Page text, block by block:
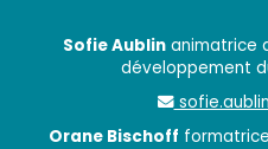
Sofie Aublin animatrice
développement
Orane Bischoff